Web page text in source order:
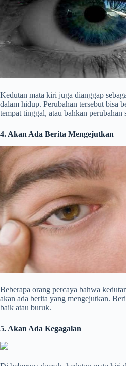
Kedutan mata kiri juga dianggap
dalam hidup. Perubahan tersebut bisa
tempat tinggal, atau bahkan perubahan
4. Akan Ada Berita Mengejutkan
Beberapa orang percaya bahwa
akan ada berita yang mengejutkan.
baik atau buruk.
5. Akan Ada Kegagalan